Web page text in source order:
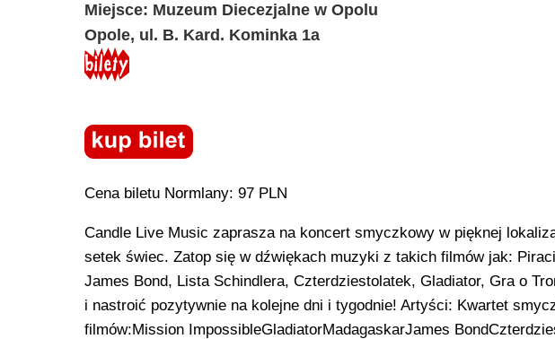
Miejsce: Muzeum Diecezjalne w Opolu
Opole, ul. B. Kard. Kominka 1a
Cena biletu Normlany: 97 PLN
Candle Live Music zaprasza na koncert smyczkowy w pięknej
setek świec. Zatop się w dźwiękach muzyki z takich filmów jak:
James Bond, Lista Schindlera, Czterdziestolatek, Gladiator, Gra o
i nastroić pozytywnie na kolejne dni i tygodnie! Artyści: Kwartet
filmów:Mission ImpossibleGladiatorMadagaskarJames